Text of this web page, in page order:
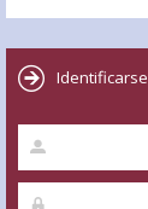
Identificarse